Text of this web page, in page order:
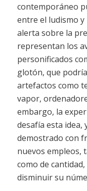
contemporáneo
entre el ludismo
alerta sobre la
representan los
personificados
glotón, que
artefactos como
vapor,
embargo, la
desafía esta idea,
demostrado con
nuevos empleos,
como de
disminuir su